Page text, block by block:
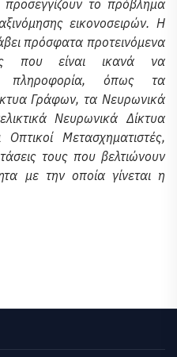
το πρόβλημα
εικονοσειρών. Η
πρόσφατα προτεινόμενα
που είναι ικανά να
πληροφορία, όπως τα
Γράφων, τα Νευρωνικά
Νευρωνικά Δίκτυα
Μετασχηματιστές,
τους που βελτιώνουν
με την οποία γίνεται η